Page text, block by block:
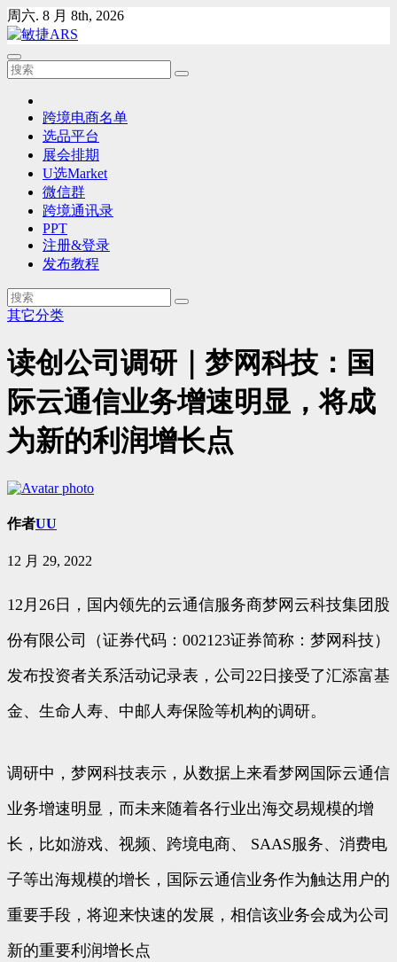
Skip
to
content
周六. 8 月 8th, 2026
跨境电商名单
选品平台
展会排期
U选Market
微信群
跨境通讯录
PPT
注册&登录
发布教程
其它分类
读创公司调研｜梦网科技：国
际云通信业务增速明显，将成
为新的利润增长点
作者UU
12 月 29, 2022
12月26日，国内领先的云通信服务商梦网云科技集团股
份有限公司（证券代码：002123证券简称：梦网科技）
发布投资者关系活动记录表，公司22日接受了汇添富基
金、生命人寿、中邮人寿保险等机构的调研。
调研中，梦网科技表示，从数据上来看梦网国际云通信
业务增速明显，而未来随着各行业出海交易规模的增
长，比如游戏、视频、跨境电商、 SAAS服务、消费电
子等出海规模的增长，国际云通信业务作为触达用户的
重要手段，将迎来快速的发展，相信该业务会成为公司
新的重要利润增长点